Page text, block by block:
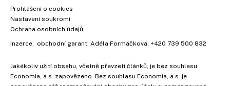
Prohlášení o cookies
Nastavení soukromí
Ochrana osobních údajů
Inzerce , obchodní garant: Adéla Formáčková +420 739 500 832
Jakékoliv užití obsahu, včetně převzetí článků, je bez souhlasu
Economia, a.s. zapovězeno. Bez souhlasu Economia, a.s. je